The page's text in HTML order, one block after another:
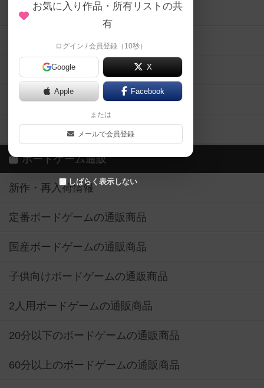
お気に入り作品・所有リストの共
有
ログイン / 会員登録（10秒）
Google X
Apple Facebook
または
メールで会員登録
しばらく表示しない
メカニクス特集
掲示板・トピックス
ボドとも・会員一覧
ボードゲーム業界コラム
ボドゲーマご利用案内
ボードゲーム通販
新作・再入荷情報
定番ボードゲームの通販商品
国産ボードゲームの通販商品
子供向けボードゲームの通販商品
2人用ボードゲームの通販商品
20分以下のボードゲームの通販商品
60分以上のボードゲームの通販商品